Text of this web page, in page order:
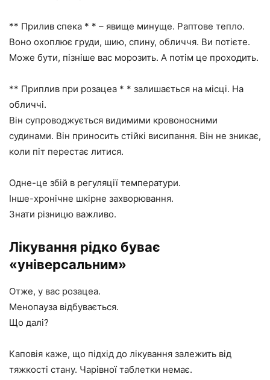
** Прилив спека * * – явище минуще. Раптове тепло.
Воно охоплює груди, шию, спину, обличчя. Ви потієте.
Може бути, пізніше вас морозить. А потім це проходить.
** Приплив при розацеа * * залишається на місці. На
обличчі.
Він супроводжується видимими кровоносними
судинами. Він приносить стійкі висипання. Він не зникає,
коли піт перестає литися.
Одне-це збій в регуляції температури.
Інше-хронічне шкірне захворювання.
Знати різницю важливо.
Лікування рідко буває
«універсальним»
Отже, у вас розацеа.
Менопауза відбувається.
Що далі?
Каповія каже, що підхід до лікування залежить від
тяжкості стану. Чарівної таблетки немає.